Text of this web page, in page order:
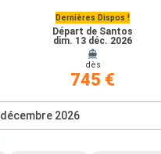
Dernières Dispos !
Départ de Santos
dim. 13 déc. 2026
dès
745 €
décembre 2026
Rechercher